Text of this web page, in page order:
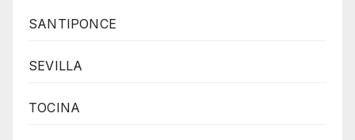
SANTIPONCE
SEVILLA
TOCINA